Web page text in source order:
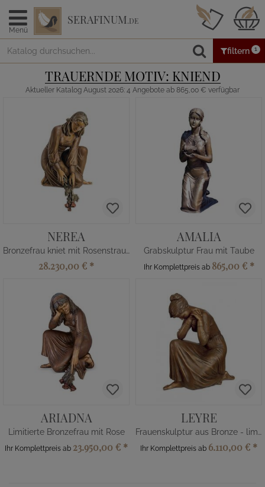
Menü
SERAFINUM.DE
filtern 1
TRAUERNDE MOTIV: KNIEND
Aktueller Katalog August 2026: 4 Angebote ab 865,00 € verfügbar
NEREA
Bronzefrau kniet mit Rosenstrauß
28.230,00 € *
AMALIA
Grabskulptur Frau mit Taube
Ihr Komplettpreis ab 865,00 € *
ARIADNA
Limitierte Bronzefrau mit Rose
Ihr Komplettpreis ab 23.950,00 € *
LEYRE
Frauenskulptur aus Bronze - limitiert
Ihr Komplettpreis ab 6.110,00 € *